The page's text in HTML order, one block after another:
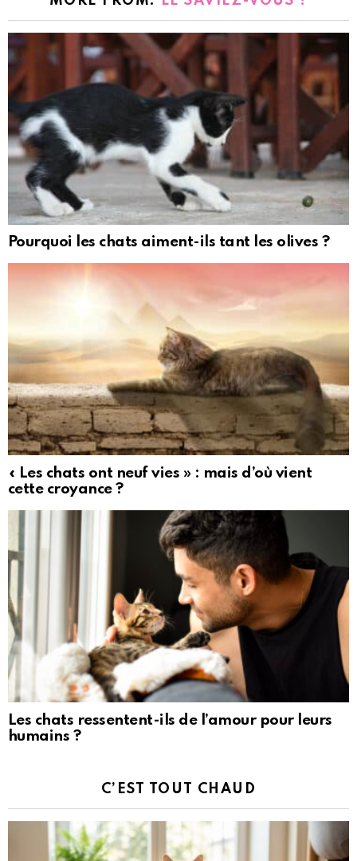
Pourquoi les chats aiment-ils tant les olives ?
« Les chats ont neuf vies » : mais d’où vient
cette croyance ?
Les chats ressentent-ils de l’amour pour leurs
humains ?
C’EST TOUT CHAUD